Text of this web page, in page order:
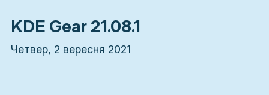
KDE Gear 21.08.1
Четвер, 2 вересня 2021